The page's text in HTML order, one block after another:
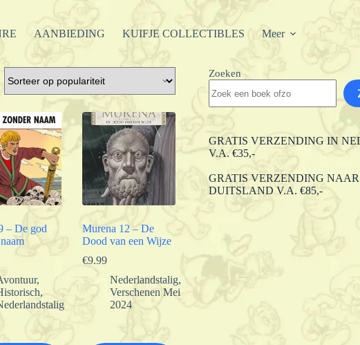
AANBIEDING KUIFJE COLLECTIBLES Meer
– De god
,
,
Murena 12 – De
Dood van een Wijze
€9.99
Nederlandstalig,
Verschenen Mei
2024
Zoeken
GRATIS VERZENDING IN
V.A. €35,-
GRATIS VERZENDING
DUITSLAND V.A. €85,-